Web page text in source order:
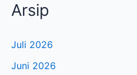
Arsip
Juli 2026
Juni 2026